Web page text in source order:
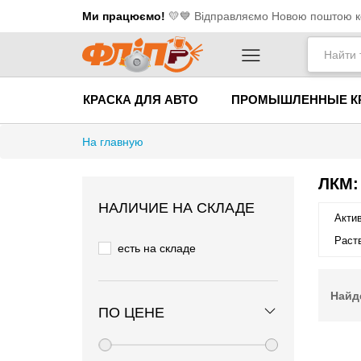
Ми працюємо! 💛​💙 Відправляємо Новою поштою
КРАСКА ДЛЯ АВТО ПРОМЫШЛЕННЫЕ
На главную
НАЛИЧИЕ НА СКЛАДЕ
есть на складе
ПО ЦЕНЕ
ЛКМ: